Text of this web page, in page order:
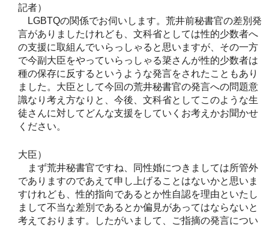
記者）
LGBTQの関係でお伺いします。荒井前秘書官の差別発
言がありましたけれども、文科省としては性的少数者へ
の支援に取組んでいらっしゃると思いますが、その一方
で今副大臣をやっていらっしゃる簗さんが性的少数者は
種の保存に反するというような発言をされたこともあり
ました。大臣として今回の荒井秘書官の発言への問題意
識なり考え方なりと、今後、文科省としてこのような生
徒さんに対してどんな支援をしていくお考えかお聞かせ
ください。
大臣）
まず荒井秘書官ですね、同性婚につきましては所管外
でありますのであえて申し上げることはないかと思いま
すけれども、性的指向であるとか性自認を理由といたし
まして不当な差別であるとか偏見があってはならないと
考えております。したがいまして、ご指摘の発言につい